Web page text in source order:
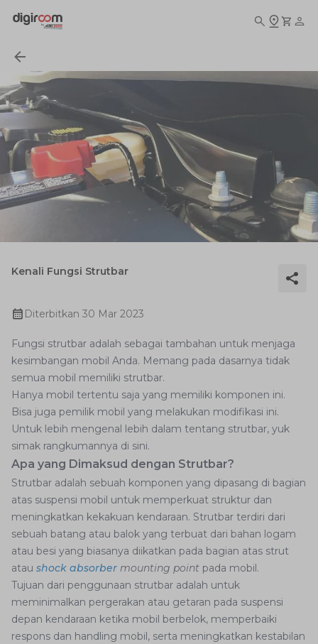
Kenali Fungsi Strutbar
Diterbitkan 30 Mar 2023
Fungsi strutbar adalah sebagai tambahan untuk menjaga
kesimbangan mobil Anda. Memang pada dasarnya tidak
semua mobil memiliki strutbar.
Hanya mobil tertentu saja yang memiliki komponen ini.
Bisa juga pemilik mobil yang melakukan modifikasi ini.
Untuk lebih mengenal lebih dalam tentang strutbar, yuk
simak rangkumannya di sini.
Apa yang Dimaksud dengan Strutbar?
Strutbar adalah sebuah komponen yang dipasang di bagian
atas suspensi mobil untuk memperkuat struktur dan
meningkatkan kekakuan kendaraan. Strutbar terdiri dari
sebuah batang atau balok yang terbuat dari bahan logam
atau besi yang biasanya diikatkan pada bagian atas strut
atau shock absorber mounting point pada mobil.
Tujuan dari penggunaan strutbar adalah untuk
meminimalkan pergerakan atau getaran pada suspensi
depan kendaraan ketika mobil berbelok, memperbaiki
respons dan handling mobil, serta meningkatkan kestabilan